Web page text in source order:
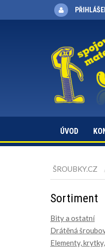
ÚVOD
ŠROUBKY.CZ
Sortiment
Bity a ostatní
Drátěná
Elementy,